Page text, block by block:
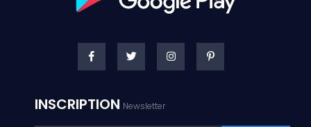
INSCRIPTION Newsletter